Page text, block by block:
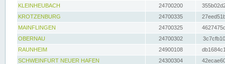
KLEINHEUBACH 24700200
KROTZENBURG
24700335
MAINFLINGEN
24700325
OBERNAU
24700302
RAUNHEIM
24900108
SCHWEINFURT NEUER HAFEN
24300304